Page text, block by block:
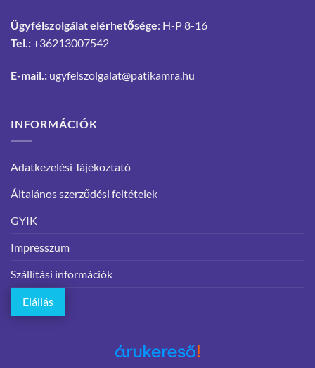
Ügyfélszolgálat elérhetősége: H-P 8-16
Tel.:+36213007542
E-mail.: ugyfelszolgalat@patikamra.hu
INFORMÁCIÓK
Adatkezelési Tájékoztató
Általános szerződési feltételek
GYIK
Impresszum
Szállítási információk
Elállás